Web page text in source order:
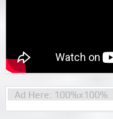
Ad Here: 100%x100%